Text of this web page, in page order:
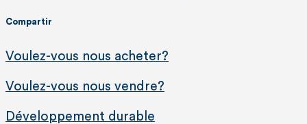
Compartir
Voulez-vous nous acheter?
Voulez-vous nous vendre?
Développement durable